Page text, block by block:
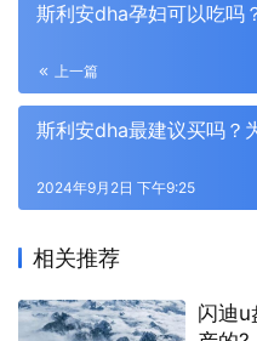
斯利安dha孕妇可以吃吗
上一篇
斯利安dha最建议买吗？
2024年9月2日 下午9:25
相关推荐
闪迪u